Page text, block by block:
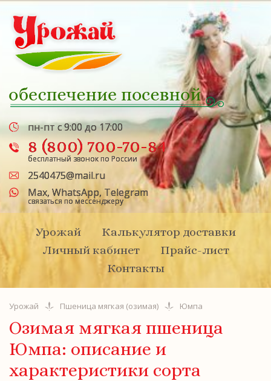
пн-пт с 9:00 до 17:00
8 (800) 700-70-84
бесплатный звонок по России
2540475@mail.ru
Max, WhatsApp,Telegram
связаться по мессенджеру
Урожай
Калькулятор доставки
Личный кабинет
Прайс-лист
Контакты
Урожай Пшеница мягкая (озимая) Юмпа
Озимая мягкая пшеница
Юмпа: описание и
характеристики сорта